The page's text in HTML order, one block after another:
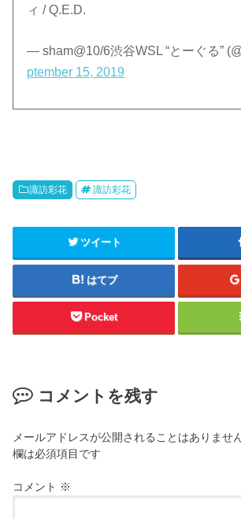
ィ / Q.E.D.
— sham@10/6渋谷WSL “とーぐる”
ptember 15, 2019
諏訪彩花 諏訪彩花
ツイート
はてブ
Pocket
コメントを残す
メールアドレスが公開されることはありません
欄は必須項目です
コメント ※